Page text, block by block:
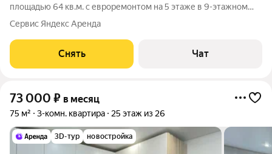
площадью 64 кв.м. с евроремонтом на 5 этаже в 9-этажном
доме на срок от 11 месяцев. Из техники есть: Телевизор
Духовой шкаф Стиральная машина Холодильник
Посудомоечная машина
Сервис Яндекс Аренда
Снять Чат
73 000 ₽ в месяц
75 м² 3-комн. квартира 25 этаж из 26
3D-тур новостройка